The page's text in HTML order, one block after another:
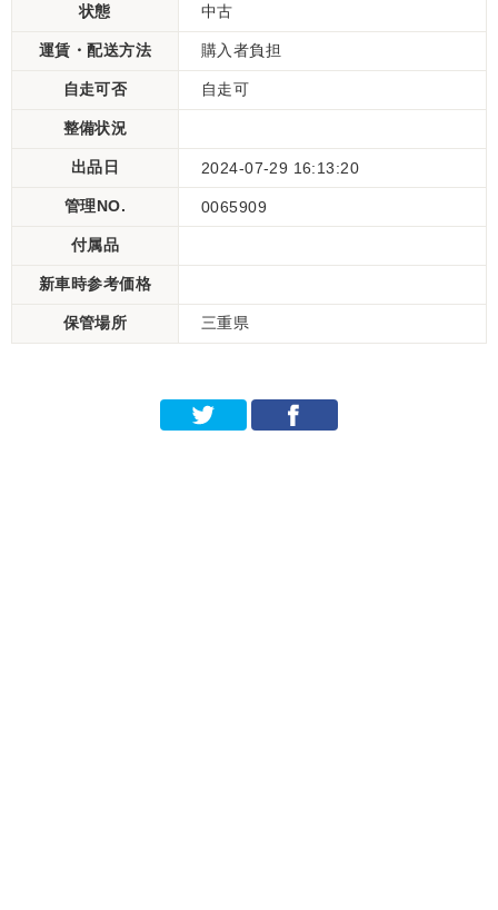
状態 中古
運賃・配送方法 購入者負担
自走可否 自走可
整備状況
出品日 2024-07-29 16:13:20
管理NO. 0065909
付属品
新車時参考価格
保管場所 三重県